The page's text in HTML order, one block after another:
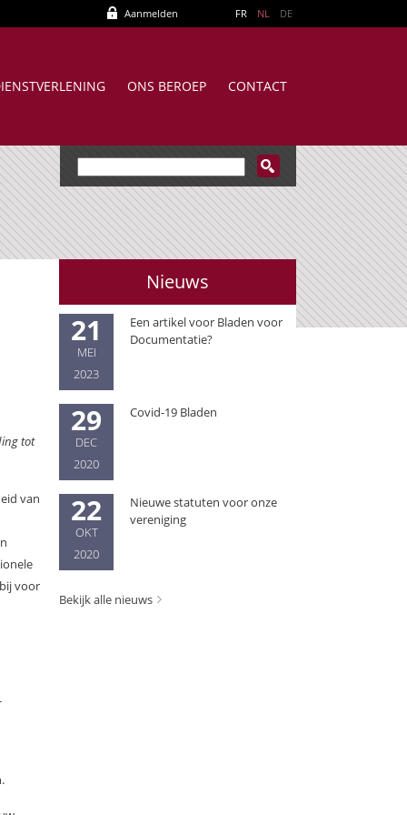
Aanmelden FR NL DE
ONS BEROEP CONTACT
tot
van
voor
Nieuws
21
MEI
2023
Een artikel voor Bladen voor
Documentatie?
29
DEC
2020
Covid-19 Bladen
22
OKT
2020
Nieuwe statuten voor onze
vereniging
Bekijk alle nieuws